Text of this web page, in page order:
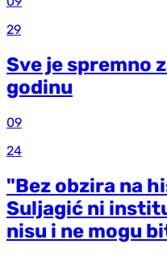
29
Sve je spremno
godinu
09
24
"Bez obzira na
Suljagić ni
nisu i ne mogu